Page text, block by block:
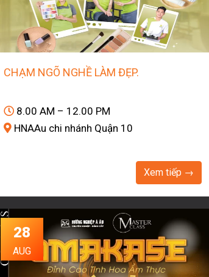
CHẠM NGÕ NGHỀ LÀM ĐẸP.
8.00 AM – 12.00 PM
HNAAu chi nhánh Quận 10
Xem tiếp →
28
AUG